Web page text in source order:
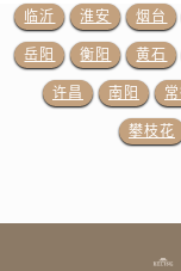
临沂 淮安 烟台
岳阳 衡阳 黄石
许昌 南阳
攀枝花